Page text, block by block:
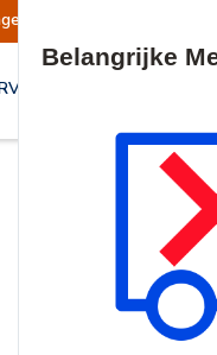
& OPLOSSINGEN